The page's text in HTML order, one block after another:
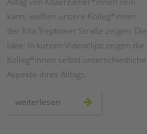
kann, wollten unsere Kolleg*innen
der Kita Treptower Straße zeigen. Die
Idee: In kurzen Videoclips zeigen die
Kolleg*innen selbst unterschiedliche
Aspekte ihres Alltags.
weiterlesen lebendige
videoclips